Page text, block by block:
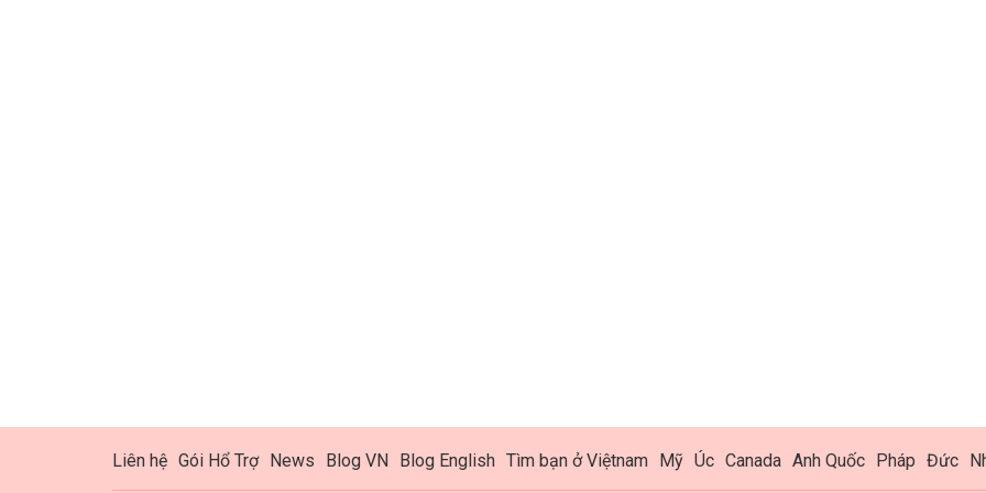
Liên hệ Gói Hổ Trợ News Blog VN Blog English Tìm bạn ở Việtnam Mỹ Úc Canada Anh Quốc Pháp Đức